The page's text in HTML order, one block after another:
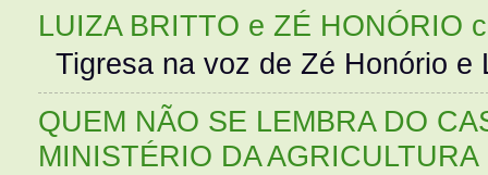
LUIZA BRITTO e ZÉ HONÓRIO
Tigresa na voz de Zé Honório
QUEM NÃO SE LEMBRA DO
MINISTÉRIO DA AGRICULTURA